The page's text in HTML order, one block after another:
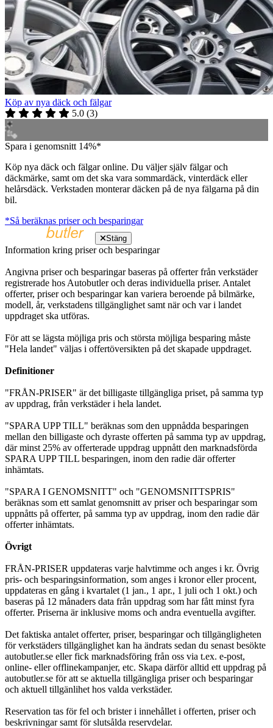
Köp av nya däck och fälgar
5.0 (3)
Spara i genomsnitt 14%*
Köp nya däck och fälgar online. Du väljer själv fälgar och
däckmärke, samt om det ska vara sommardäck, vinterdäck eller
helårsdäck. Verkstaden monterar däcken på de nya fälgarna på din
bil.
*Så beräknas priser och besparingar
Stäng
Information kring priser och besparingar
Angivna priser och besparingar baseras på offerter från verkstäder
registrerade hos Autobutler och deras individuella priser. Antalet
offerter, priser och besparingar kan variera beroende på bilmärke,
modell, år, verkstadens tillgänglighet samt när och var i landet
uppdraget ska utföras.
För att se lägsta möjliga pris och största möjliga besparing måste
"Hela landet" väljas i offertöversikten på det skapade uppdraget.
Definitioner
"FRÅN-PRISER" är det billigaste tillgängliga priset, på samma typ
av uppdrag, från verkstäder i hela landet.
"SPARA UPP TILL" beräknas som den uppnådda besparingen
mellan den billigaste och dyraste offerten på samma typ av uppdrag,
där minst 25% av offerterade uppdrag uppnått den marknadsförda
SPARA UPP TILL besparingen, inom den radie där offerter
inhämtats.
"SPARA I GENOMSNITT" och "GENOMSNITTSPRIS"
beräknas som ett samlat genomsnitt av priser och besparingar som
uppnåtts på offerter, på samma typ av uppdrag, inom den radie där
offerter inhämtats.
Övrigt
FRÅN-PRISER uppdateras varje halvtimme och anges i kr. Övrig
pris- och besparingsinformation, som anges i kronor eller procent,
uppdateras en gång i kvartalet (1 jan., 1 apr., 1 juli och 1 okt.) och
baseras på 12 månaders data från uppdrag som har fått minst fyra
offerter. Priserna är inklusive moms och andra eventuella avgifter.
Det faktiska antalet offerter, priser, besparingar och tillgängligheten
för verkstäders tillgänglighet kan ha ändrats sedan du senast besökte
autobutler.se eller fick marknadsföring från oss via t.ex. e-post,
online- eller offlinekampanjer, etc. Skapa därför alltid ett uppdrag på
autobutler.se för att se aktuella tillgängliga priser och besparingar
och aktuell tillgänlihet hos valda verkstäder.
Reservation tas för fel och brister i innehållet i offerten, priser och
beskrivningar samt för slutsålda reservdelar.